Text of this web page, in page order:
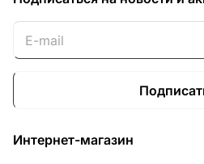
Интернет-магазин